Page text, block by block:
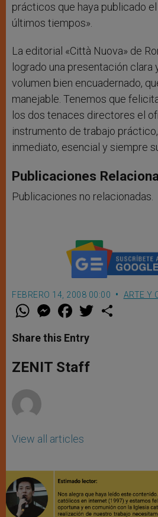
prácticos que haya publicado
últimos tiempos».
La editorial «Città Nuova» de
logrado una presentación clara
volumen bien encuadernado,
manejable. Tenemos que
los dos tenaces directores el
instrumento de trabajo
inmediato, esencial y siempre
Publicaciones
Publicaciones no relacionadas.
FEBRERO 14, 2008 00:00 ARTE Y
W
t
s
p
p
M
e
s
e
g
e
F
a
e
b
o
k
w
Share this Entry
ZENIT Staff
View all articles